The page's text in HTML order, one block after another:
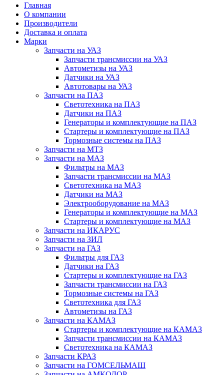
Главная
О компании
Производители
Доставка и оплата
Марки
Запчасти на УАЗ
Запчасти трансмиссии на УАЗ
Автометизы на УАЗ
Датчики на УАЗ
Автотовары на УАЗ
Запчасти на ПАЗ
Светотехника на ПАЗ
Датчики на ПАЗ
Генераторы и комплектующие на ПАЗ
Стартеры и комплектующие на ПАЗ
Тормозные системы на ПАЗ
Запчасти на МТЗ
Запчасти на МАЗ
Фильтры на МАЗ
Запчасти трансмиссии на МАЗ
Светотехника на МАЗ
Датчики на МАЗ
Электрооборудование на МАЗ
Генераторы и комплектующие на МАЗ
Стартеры и комплектующие на МАЗ
Запчасти на ИКАРУС
Запчасти на ЗИЛ
Запчасти на ГАЗ
Фильтры для ГАЗ
Датчики на ГАЗ
Стартеры и комплектующие на ГАЗ
Запчасти трансмиссии на ГАЗ
Тормозные системы на ГАЗ
Светотехника для ГАЗ
Автометизы на ГАЗ
Запчасти на КАМАЗ
Стартеры и комплектующие на КАМАЗ
Запчасти трансмиссии на КАМАЗ
Светотехника на КАМАЗ
Запчасти КРАЗ
Запчасти на ГОМСЕЛЬМАШ